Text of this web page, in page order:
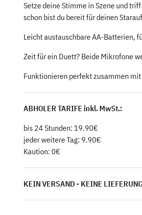
Setze deine Stimme in Szene und
schon bist du bereit für deinen
Leicht austauschbare AA-Batterien,
Zeit für ein Duett? Beide Mikrofone
Funktionieren perfekt zusammen
ABHOLER TARIFE inkl. MwSt.:
bis 24 Stunden: 19.90€
jeder weitere Tag: 9.90€
Kaution: 0€
KEIN VERSAND - KEINE